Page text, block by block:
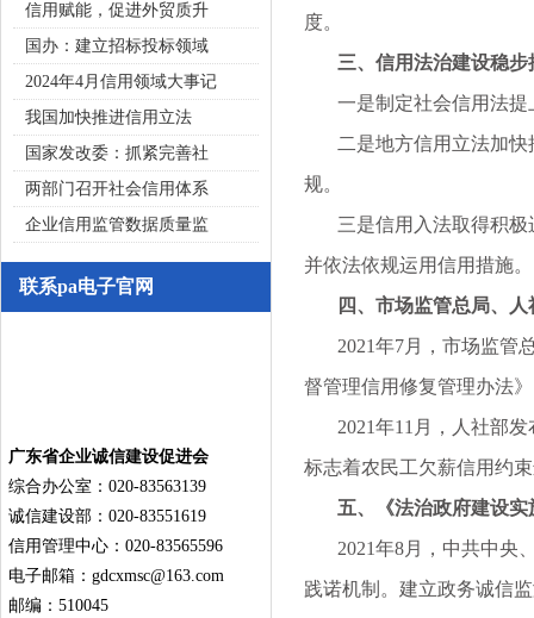
信用赋能，促进外贸质升
国办：建立招标投标领域
2024年4月信用领域大事记
我国加快推进信用立法
国家发改委：抓紧完善社
两部门召开社会信用体系
企业信用监管数据质量监
联系pa电子官网
广东省企业诚信建设促进会
综合办公室：020-83563139
诚信建设部：020-83551619
信用管理中心：020-83565596
电子邮箱： gdcxmsc@163.com
邮编：510045
度。
三、信用法治建设稳步
一是制定社会信用法提
二是地方信用立法加快
规。
三是信用入法取得积极
并依法依规运用信用措施。
四、市场监管总局、人
2021年7月，市场监管总
督管理信用修复管理办法
2021年11月，人社部发
标志着农民工欠薪信用约
五、《法治政府建设实
2021年8月，中共中央、
践诺机制。建立政务诚信